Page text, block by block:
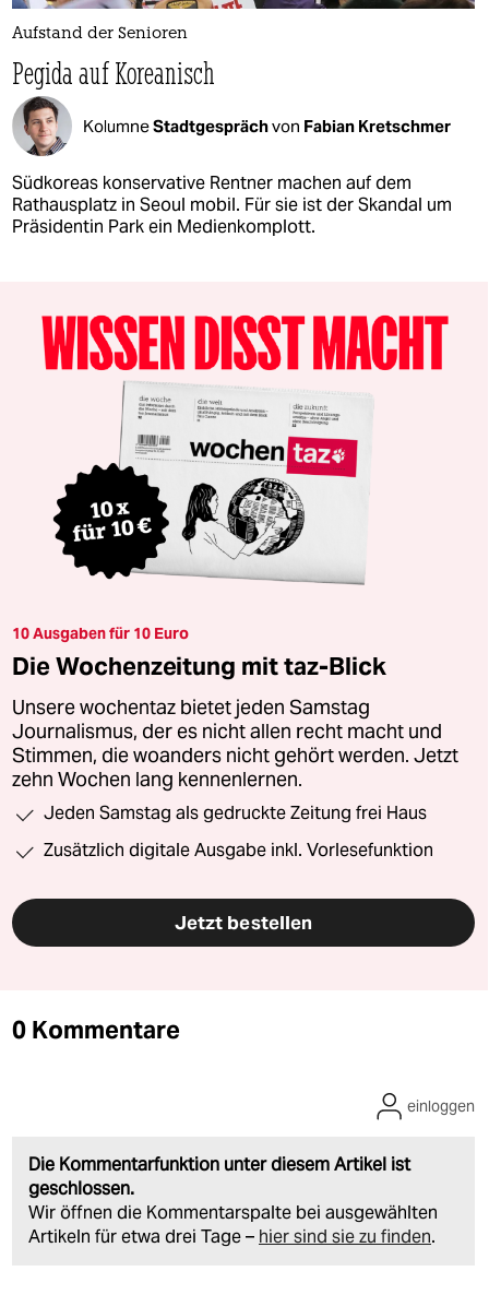
Aufstand der Senioren
Pegida auf Koreanisch
KolumneStadtgesprächvon Fabian Kretschmer
Südkoreas konservative Rentner machen auf dem
Rathausplatz in Seoul mobil. Für sie ist der Skandal um
Präsidentin Park ein Medienkomplott.
10 Ausgaben für 10 Euro
Die Wochenzeitung mit taz-Blick
Unsere wochentaz bietet jeden Samstag
Journalismus, der es nicht allen recht macht und
Stimmen, die woanders nicht gehört werden. Jetzt
zehn Wochen lang kennenlernen.
Jeden Samstag als gedruckte Zeitung frei Haus
Zusätzlich digitale Ausgabe inkl. Vorlesefunktion
Jetzt bestellen
0 Kommentare
Die Kommentarfunktion unter diesem Artikel ist
geschlossen.
Wir öffnen die Kommentarspalte bei ausgewählten
Artikeln für etwa drei Tage – hier sind sie zu finden.
einloggen